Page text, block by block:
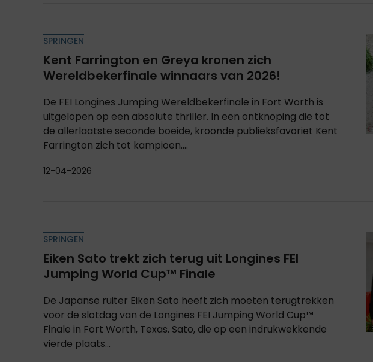
SPRINGEN
Kent Farrington en Greya kronen zich
Wereldbekerfinale winnaars van 2026!
De FEI Longines Jumping Wereldbekerfinale in Fort Worth is
uitgelopen op een absolute thriller. In een ontknoping die tot
de allerlaatste seconde boeide, kroonde publieksfavoriet Kent
Farrington zich tot kampioen....
12-04-2026
SPRINGEN
Eiken Sato trekt zich terug uit Longines FEI
Jumping World Cup™ Finale
De Japanse ruiter Eiken Sato heeft zich moeten terugtrekken
voor de slotdag van de Longines FEI Jumping World Cup™
Finale in Fort Worth, Texas. Sato, die op een indrukwekkende
vierde plaats...